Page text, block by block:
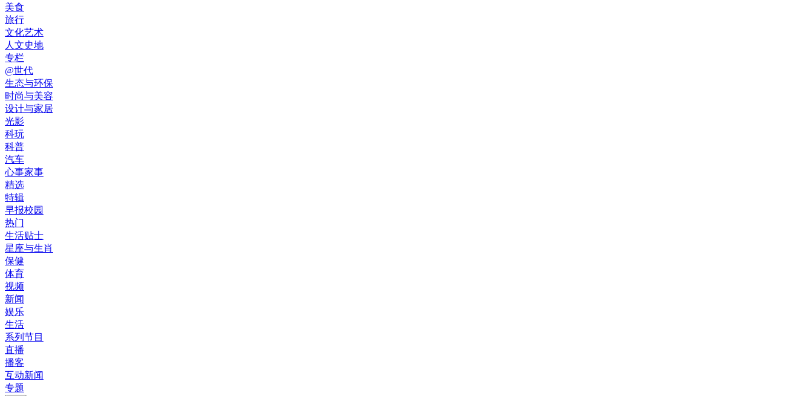
美食
旅行
文化艺术
人文史地
专栏
@世代
生态与环保
时尚与美容
设计与家居
光影
科玩
科普
汽车
心事家事
精选
特辑
早报校园
热门
生活贴士
星座与生肖
保健
体育
视频
新闻
娱乐
生活
系列节目
直播
播客
互动新闻
专题